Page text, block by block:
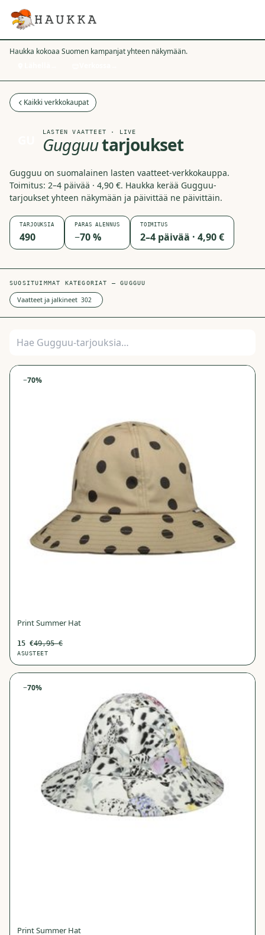
Haukka kokoaa Suomen kampanjat yhteen näkymään.
Kaikki verkkokaupat
LASTEN VAATTEET · LIVE
Gugguutarjoukset
Gugguu on suomalainen lasten vaatteet-verkkokauppa.
Toimitus: 2–4 päivää · 4,90 €. Haukka kerää Gugguu-
tarjoukset yhteen näkymään ja päivittää ne päivittäin.
TARJOUKSIA
490
PARAS ALENNUS
−70 %
TOIMITUS
2–4 päivää · 4,90 €
SUOSITUIMMAT KATEGORIAT —GUGGUU
Vaatteet ja jalkineet 302
−70%
Print Summer Hat
15 €49,95€
ASUSTEET
−70%
Print Summer Hat